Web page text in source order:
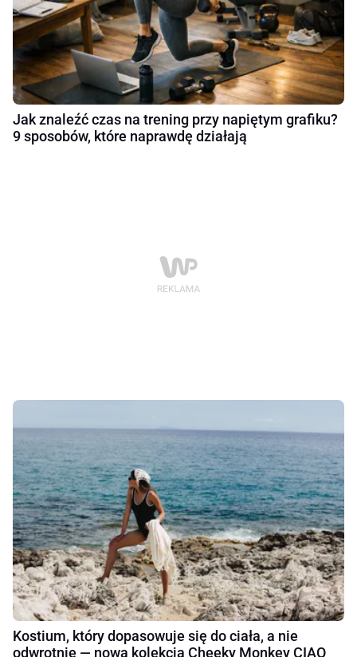
Jak znaleźć czas na trening przy napiętym grafiku?
9 sposobów, które naprawdę działają
Kostium, który dopasowuje się do ciała, a nie
odwrotnie — nowa kolekcja Cheeky Monkey CIAO